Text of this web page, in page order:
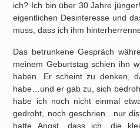
ich? Ich bin über 30 Jahre
eigentlichen Desinteresse und
muss, dass ich ihm
Das betrunkene Gespräch
meinem Geburtstag schien ihn
haben. Er scheint zu denken,
habe…und er gab zu, sich
habe ich noch nicht einmal
gedroht, noch geschrien…nur
hatte Angst, dass ich, die